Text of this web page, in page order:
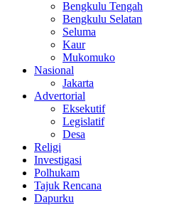
Bengkulu Tengah
Bengkulu Selatan
Seluma
Kaur
Mukomuko
Nasional
Jakarta
Advertorial
Eksekutif
Legislatif
Desa
Religi
Investigasi
Polhukam
Tajuk Rencana
Dapurku